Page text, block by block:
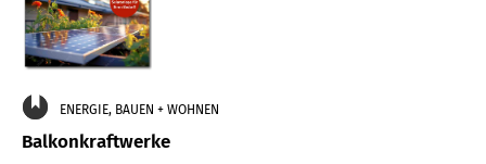
ENERGIE, BAUEN + WOHNEN
Balkonkraftwerke